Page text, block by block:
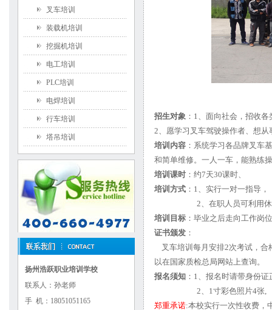
叉车培训
装载机培训
挖掘机培训
电工培训
PLC培训
电焊培训
行车培训
塔吊培训
扬州浩跃职业培训学校
联系人：孙老师
手 机：18051051165
招生对象 ：1、面向社会，招收
2、愿学习叉车驾驶操作者、想从
培训内容 ：系统学习各品牌叉车
和简单维修。一人一车，能熟练
培训课时 ：约7天30课时、
培训方式 ：1、实行一对一指导
2、在职人员可利用
培训目标 ：毕业之后走向工作岗
证书颁发 ：
叉车培训每月安排2次考试，合
以在国家质检总局网站上查询。
报名须知 ：1、报名时请带身份
2、1寸彩色照片4张,
郑重承诺:本校实行一次性收费，